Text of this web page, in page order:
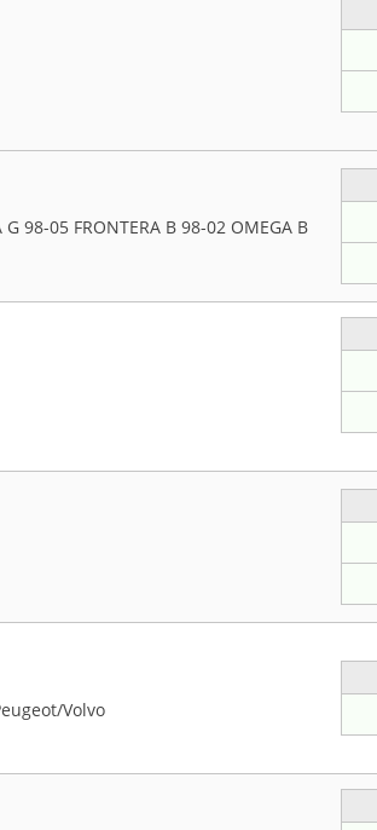
98-05 FRONTERA B 98-02 OMEGA B
Volvo